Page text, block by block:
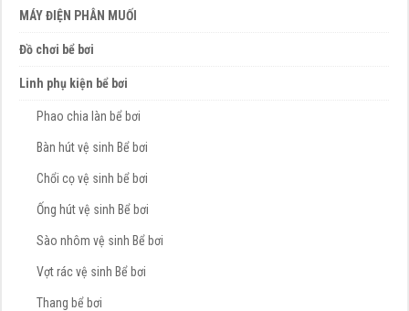
MÁY ĐIỆN PHÂN MUỐI
Đồ chơi bể bơi
Linh phụ kiện bể bơi
Phao chia làn bể bơi
Bàn hút vệ sinh Bể bơi
Chổi cọ vệ sinh bể bơi
Ống hút vệ sinh Bể bơi
Sào nhôm vệ sinh Bể bơi
Vợt rác vệ sinh Bể bơi
Thang bể bơi